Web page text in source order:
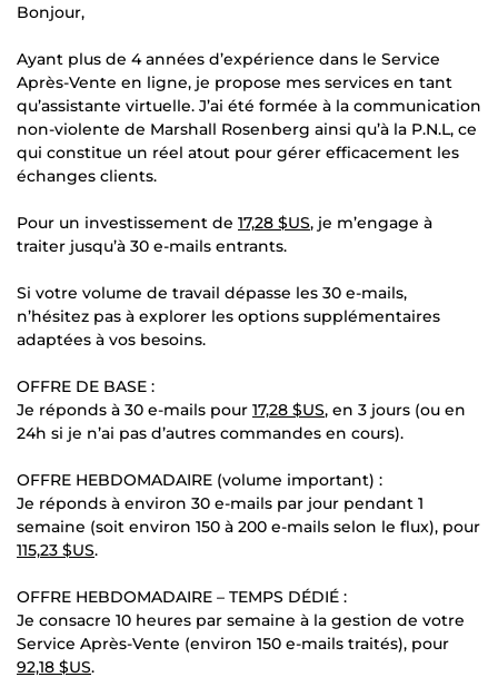
Bonjour,
Ayant plus de 4 années d’expérience dans le Service
Après-Vente en ligne, je propose mes services en tant
qu’assistante virtuelle. J’ai été formée à la communication
non-violente de Marshall Rosenberg ainsi qu’à la P.N.L, ce
qui constitue un réel atout pour gérer efficacement les
échanges clients.
Pour un investissement de 17,28 $US, je m’engage à
traiter jusqu’à 30 e-mails entrants.
Si votre volume de travail dépasse les 30 e-mails,
n’hésitez pas à explorer les options supplémentaires
adaptées à vos besoins.
OFFRE DE BASE :
Je réponds à 30 e-mails pour 17,28 $US, en 3 jours (ou en
24h si je n’ai pas d’autres commandes en cours).
OFFRE HEBDOMADAIRE (volume important) :
Je réponds à environ 30 e-mails par jour pendant 1
semaine (soit environ 150 à 200 e-mails selon le flux), pour
115,23 $US.
OFFRE HEBDOMADAIRE – TEMPS DÉDIÉ :
Je consacre 10 heures par semaine à la gestion de votre
Service Après-Vente (environ 150 e-mails traités), pour
92,18 $US.